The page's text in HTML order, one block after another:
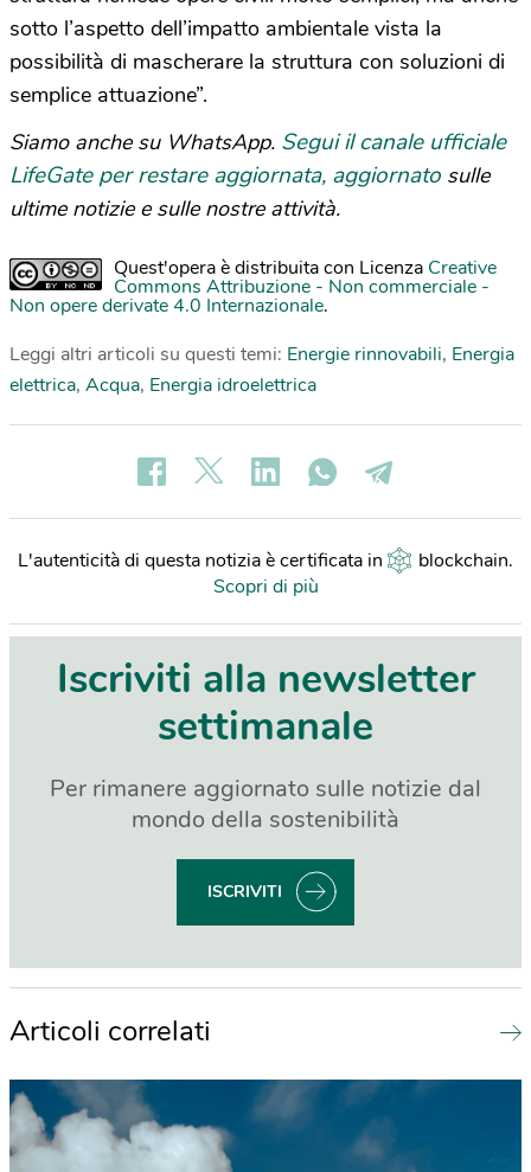
sotto l’aspetto dell’impatto ambientale vista la
possibilità di mascherare la struttura con soluzioni di
semplice attuazione”.
Siamo anche su WhatsApp. Segui il canale ufficiale
LifeGate per restare aggiornata, aggiornato sulle
ultime notizie e sulle nostre attività.
Quest'opera è distribuita con Licenza Creative
Commons Attribuzione - Non commerciale -
Non opere derivate 4.0 Internazionale.
Leggi altri articoli su questi temi: Energie rinnovabili, Energia
elettrica, Acqua, Energia idroelettrica
L'autenticità di questa notizia è certificata in blockchain.
Scopri di più
Iscriviti alla newsletter
settimanale
Per rimanere aggiornato sulle notizie dal
mondo della sostenibilità
ISCRIVITI
Articoli correlati